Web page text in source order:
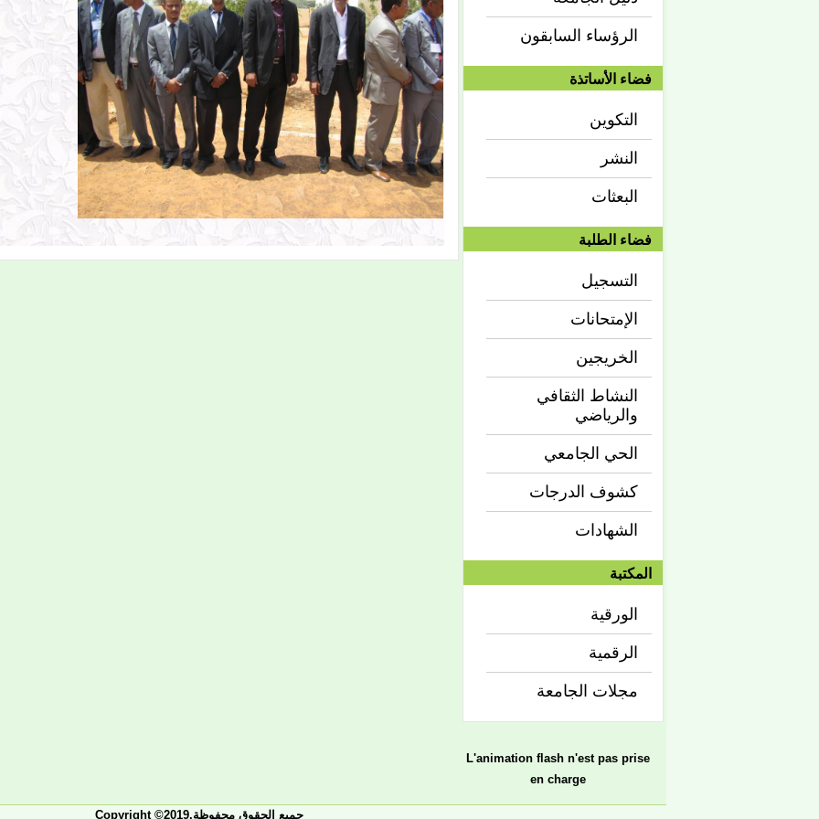
الرؤساء السابقون
فضاء الأساتذة
التكوين
النشر
البعثات
فضاء الطلبة
التسجيل
الإمتحانات
الخريجين
النشاط الثقافي
والرياضي
الحي الجامعي
كشوف الدرجات
الشهادات
المكتبة
الورقية
الرقمية
مجلات الجامعة
L'animation flash n'est pas prise
en charge
Copyright ©2019.جميع الحقوق محفوظة